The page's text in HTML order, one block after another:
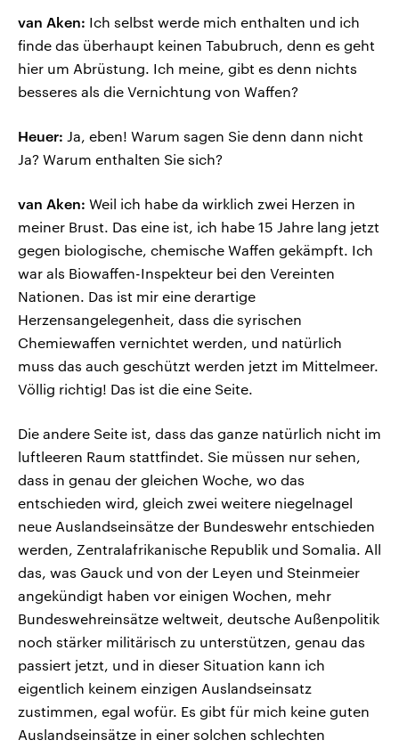
van Aken: Ich selbst werde mich enthalten und ich
finde das überhaupt keinen Tabubruch, denn es geht
hier um Abrüstung. Ich meine, gibt es denn nichts
besseres als die Vernichtung von Waffen?
Heuer: Ja, eben! Warum sagen Sie denn dann nicht
Ja? Warum enthalten Sie sich?
van Aken: Weil ich habe da wirklich zwei Herzen in
meiner Brust. Das eine ist, ich habe 15 Jahre lang jetzt
gegen biologische, chemische Waffen gekämpft. Ich
war als Biowaffen-Inspekteur bei den Vereinten
Nationen. Das ist mir eine derartige
Herzensangelegenheit, dass die syrischen
Chemiewaffen vernichtet werden, und natürlich
muss das auch geschützt werden jetzt im Mittelmeer.
Völlig richtig! Das ist die eine Seite.
Die andere Seite ist, dass das ganze natürlich nicht im
luftleeren Raum stattfindet. Sie müssen nur sehen,
dass in genau der gleichen Woche, wo das
entschieden wird, gleich zwei weitere niegelnagel
neue Auslandseinsätze der Bundeswehr entschieden
werden, Zentralafrikanische Republik und Somalia. All
das, was Gauck und von der Leyen und Steinmeier
angekündigt haben vor einigen Wochen, mehr
Bundeswehreinsätze weltweit, deutsche Außenpolitik
noch stärker militärisch zu unterstützen, genau das
passiert jetzt, und in dieser Situation kann ich
eigentlich keinem einzigen Auslandseinsatz
zustimmen, egal wofür. Es gibt für mich keine guten
Auslandseinsätze in einer solchen schlechten